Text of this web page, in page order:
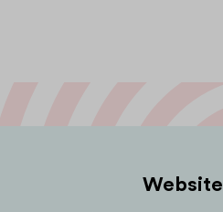
Website